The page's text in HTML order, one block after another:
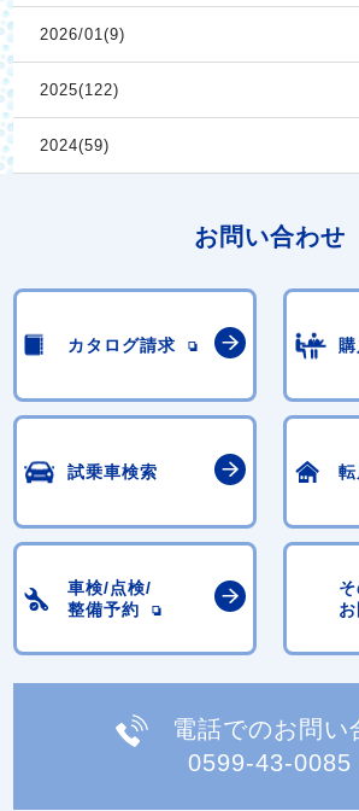
2026/01(9)
2025(122)
2024(59)
お問い合わせ
カタログ請求
試乗車検索
車検/点検/
整備予約
電話でのお問い
0599-43-0085